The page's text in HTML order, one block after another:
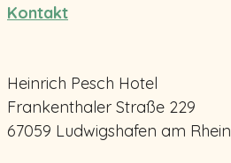
Kontakt
Heinrich Pesch Hotel
Frankenthaler Straße 229
67059 Ludwigshafen am Rhein